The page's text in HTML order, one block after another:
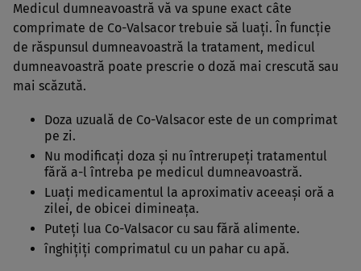
Medicul dumneavoastră vă va spune exact câte
comprimate de Co-Valsacor trebuie să luaţi. În funcţie
de răspunsul dumneavoastră la tratament, medicul
dumneavoastră poate prescrie o doză mai crescută sau
mai scăzută.
Doza uzuală de Co-Valsacor este de un comprimat
pe zi.
Nu modificaţi doza şi nu întrerupeţi tratamentul
fără a-l întreba pe medicul dumneavoastră.
Luaţi medicamentul la aproximativ aceeaşi oră a
zilei, de obicei dimineaţa.
Puteţi lua Co-Valsacor cu sau fără alimente.
înghiţiţi comprimatul cu un pahar cu apă.